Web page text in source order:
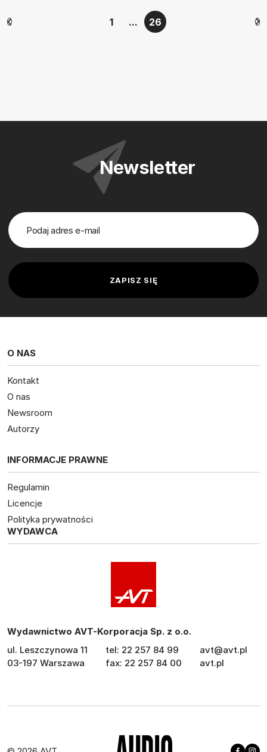
1 ... 26
Newsletter
O NAS
Kontakt
O nas
Newsroom
Autorzy
INFORMACJE PRAWNE
Regulamin
Licencje
Polityka prywatności
WYDAWCA
Wydawnictwo AVT-Korporacja Sp. z o.o.
ul. Leszczynowa 11
03-197 Warszawa
tel: 22 257 84 99
fax: 22 257 84 00
avt@avt.pl
avt.pl